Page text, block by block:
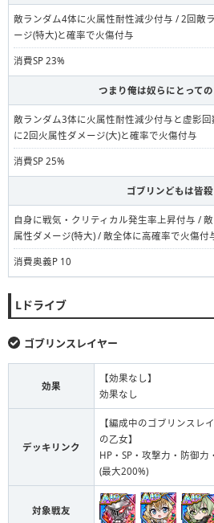
敵ランダム4体に火属性耐性減少付与 / 2回敵
ージ(特大)と確率で火傷付与
消費SP 23%
つまり俺は奴らにとって
敵ランダム3体に火属性耐性減少付与と虚影
に2回火属性ダメージ(大)と確率で火傷付与
消費SP 25%
ゴブリンどもは皆
自身に戦気・クリティカル発生率上昇付与 /
属性ダメージ(特大) / 敵全体に高確率で火傷付
消費奥義P 10
Lドライブ
ゴブリンスレイヤー
効果
【効果なし】
効果なし
デッキリンク
【編成中のゴブリンスレ
の乙女】
HP・SP・攻撃力・防御力
(最大200%)
対象戦友